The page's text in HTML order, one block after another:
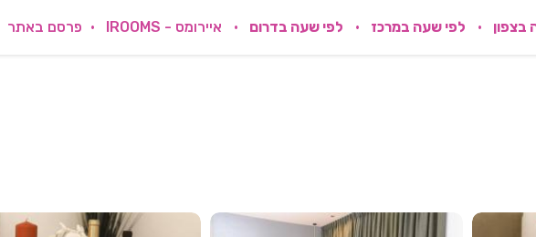
בצפון לפי שעה במרכז לפי שעה בדרום איירומס - IROOMS פרסם באתר